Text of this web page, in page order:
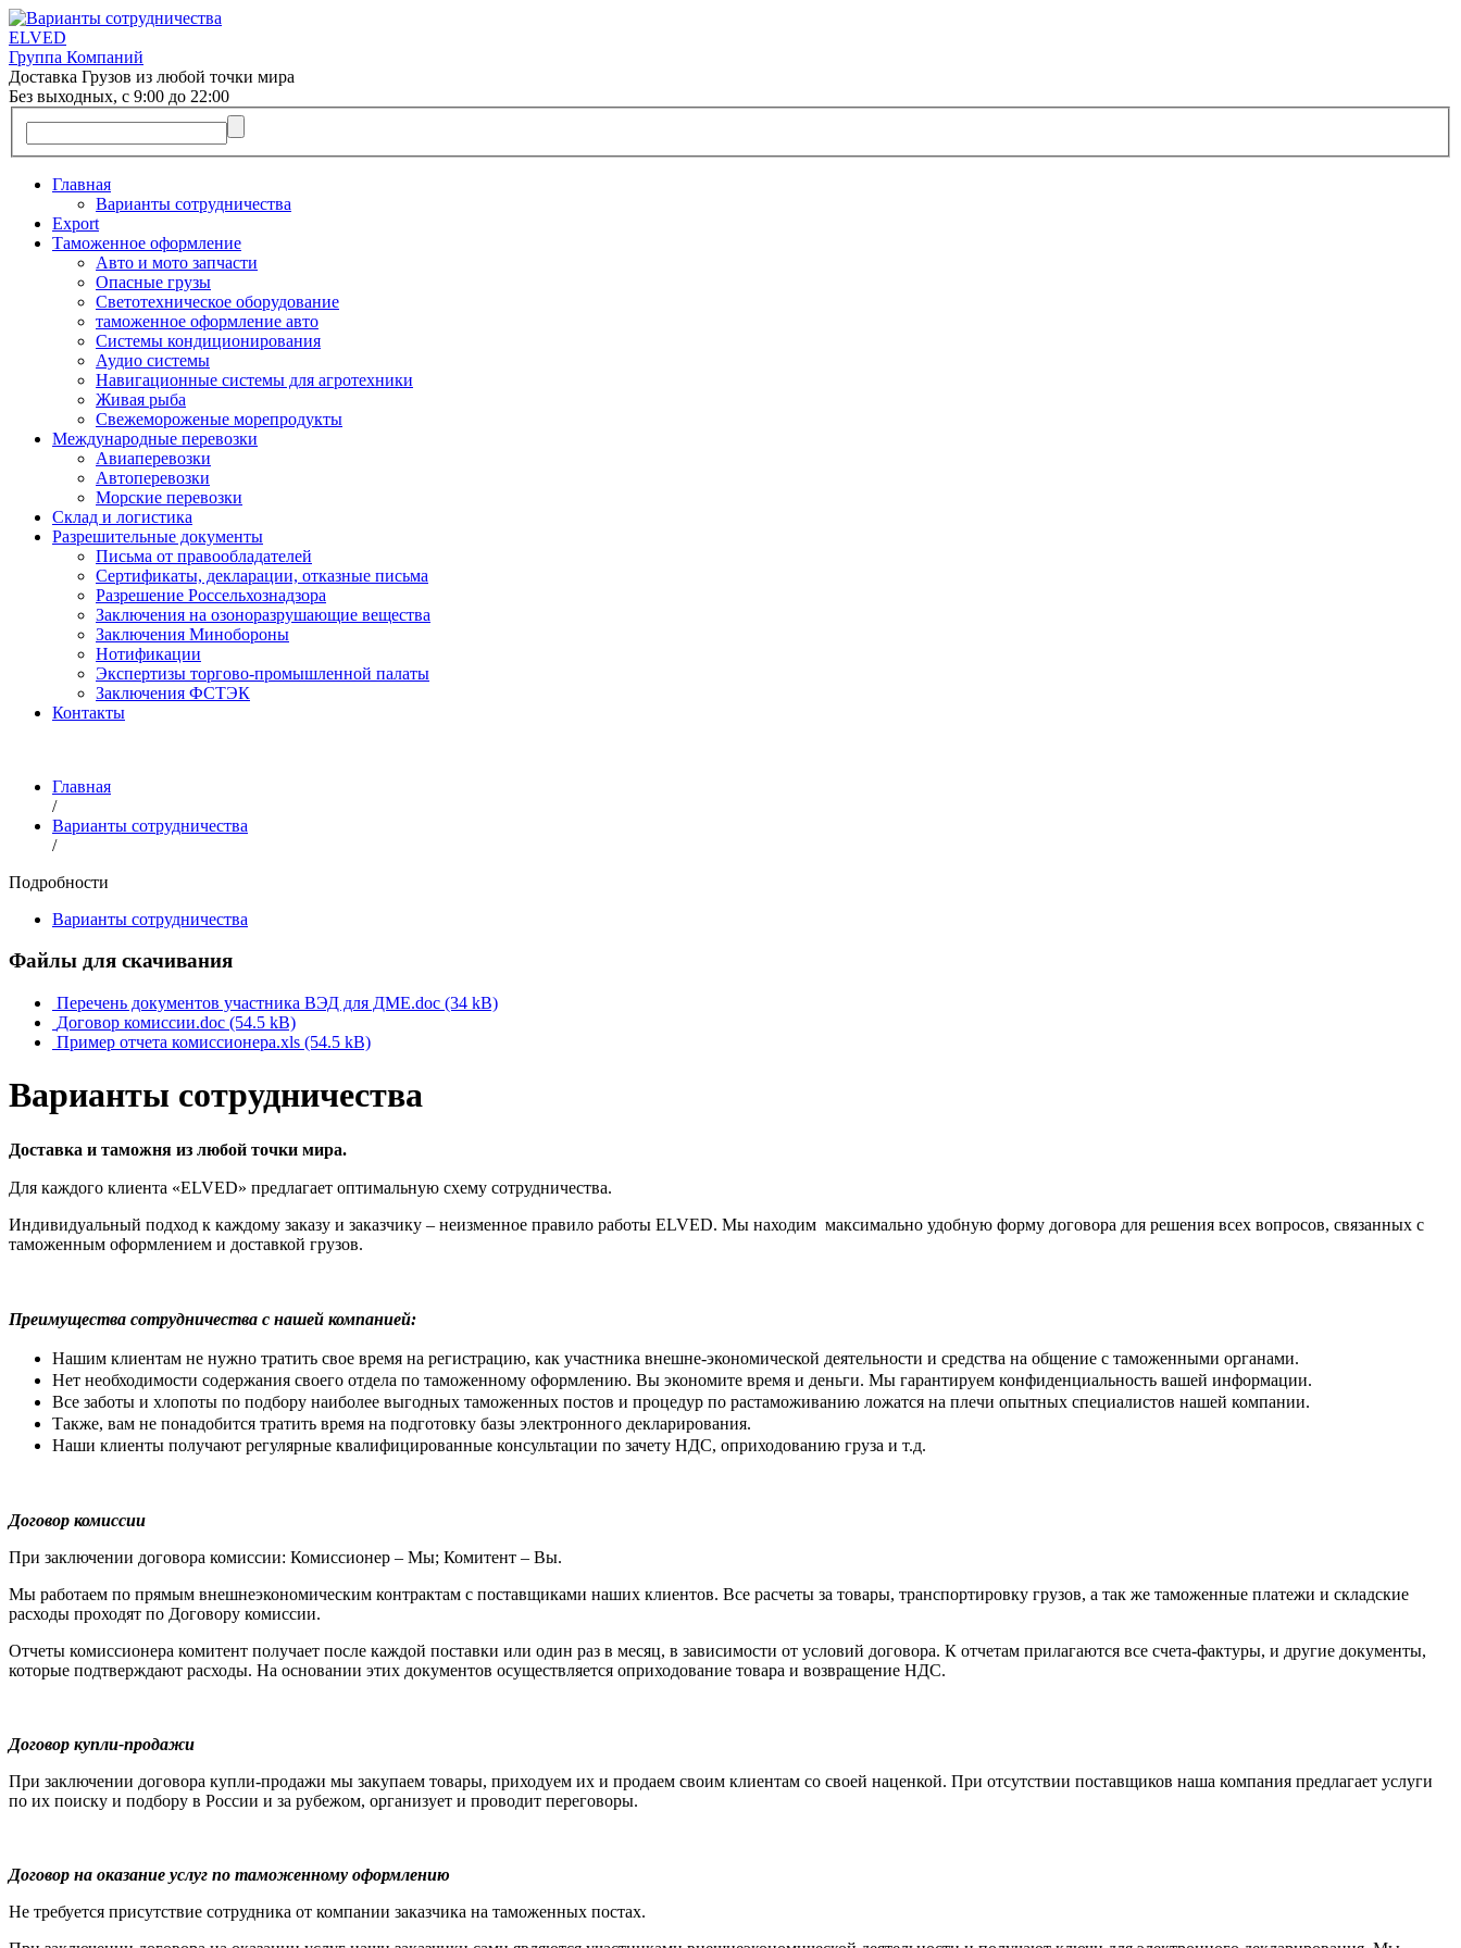
ELVED
Группа Компаний
Доставка Грузов из любой точки мира
Без выходных, с 9:00 до 22:00
Главная
Варианты сотрудничества
Export
Таможенное оформление
Авто и мото запчасти
Опасные грузы
Светотехническое оборудование
таможенное оформление авто
Системы кондиционирования
Аудио системы
Навигационные системы для агротехники
Живая рыба
Свежемороженые морепродукты
Международные перевозки
Авиаперевозки
Автоперевозки
Морские перевозки
Склад и логистика
Разрешительные документы
Письма от правообладателей
Сертификаты, декларации, отказные письма
Разрешение Россельхознадзора
Заключения на озоноразрушающие вещества
Заключения Минобороны
Нотификации
Экспертизы торгово-промышленной палаты
Заключения ФСТЭК
Контакты
Главная
/
Варианты сотрудничества
/
Подробности
Варианты сотрудничества
Файлы для скачивания
Перечень документов участника ВЭД для ДМЕ.doc (34 kB)
Договор комиссии.doc (54.5 kB)
Пример отчета комиссионера.xls (54.5 kB)
Варианты сотрудничества
Доставка и таможня из любой точки мира.
Для каждого клиента «ELVED» предлагает оптимальную схему сотрудничества.
Индивидуальный подход к каждому заказу и заказчику – неизменное правило работы ELVED. Мы находим максимально удобную форму договора для решения всех вопросов, связанных с
таможенным оформлением и доставкой грузов.
Преимущества сотрудничества с нашей компанией:
Нашим клиентам не нужно тратить свое время на регистрацию, как участника внешне-экономической деятельности и средства на общение с таможенными органами.
Нет необходимости содержания своего отдела по таможенному оформлению. Вы экономите время и деньги. Мы гарантируем конфиденциальность вашей информации.
Все заботы и хлопоты по подбору наиболее выгодных таможенных постов и процедур по растаможиванию ложатся на плечи опытных специалистов нашей компании.
Также, вам не понадобится тратить время на подготовку базы электронного декларирования.
Наши клиенты получают регулярные квалифицированные консультации по зачету НДС, оприходованию груза и т.д.
Договор комиссии
При заключении договора комиссии: Комиссионер – Мы; Комитент – Вы.
Мы работаем по прямым внешнеэкономическим контрактам с поставщиками наших клиентов. Все расчеты за товары, транспортировку грузов, а так же таможенные платежи и складские
расходы проходят по Договору комиссии.
Отчеты комиссионера комитент получает после каждой поставки или один раз в месяц, в зависимости от условий договора. К отчетам прилагаются все счета-фактуры, и другие документы,
которые подтверждают расходы. На основании этих документов осуществляется оприходование товара и возвращение НДС.
Договор купли-продажи
При заключении договора купли-продажи мы закупаем товары, приходуем их и продаем своим клиентам со своей наценкой. При отсутствии поставщиков наша компания предлагает услуги
по их поиску и подбору в России и за рубежом, организует и проводит переговоры.
Договор на оказание услуг по таможенному оформлению
Не требуется присутствие сотрудника от компании заказчика на таможенных постах.